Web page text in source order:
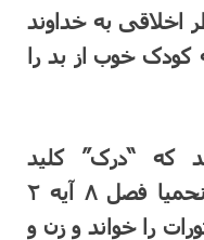
اخلاقی به خداوند
کودک خوب از بد را
که “درک” کلید
شناخت شریعت است. در نحمیا فصل ۸ آیه ۲
را خواند و زن و